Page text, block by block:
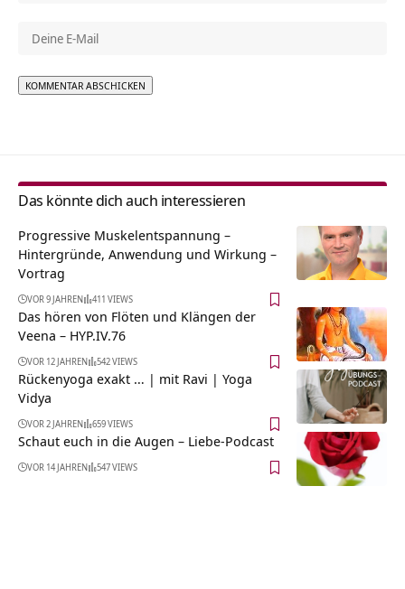
Das könnte dich auch interessieren
Progressive Muskelentspannung –
Hintergründe, Anwendung und Wirkung –
Vortrag
VOR 9 JAHREN 411 VIEWS
Das hören von Flöten und Klängen der
Veena – HYP.IV.76
VOR 12 JAHREN 542 VIEWS
Rückenyoga exakt … | mit Ravi | Yoga
Vidya
VOR 2 JAHREN 659 VIEWS
Schaut euch in die Augen – Liebe-Podcast
VOR 14 JAHREN 547 VIEWS